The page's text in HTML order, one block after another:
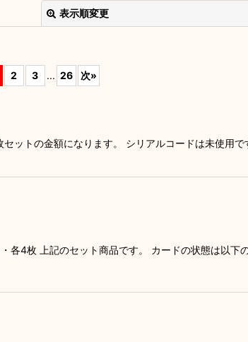
表示順変更
2 3 ... 26 次»
トの金額になります。 シリアルコードは未使用
4枚 上記のセット商品です。 カードの状態は以下